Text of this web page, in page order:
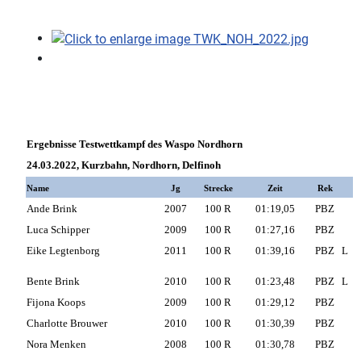
Ergebnisse Testwettkampf des Waspo Nordhorn
24.03.2022, Kurzbahn, Nordhorn, Delfinoh
Name Jg Strecke Zeit Rek
Ande Brink 2007 100 R 01:19,05
PBZ
Luca Schipper
2009 100 R 01:27,16
PBZ
Eike Legtenborg
2011 100 R 01:39,16 PBZ L
Bente Brink 2010 100 R 01:23,48 PBZ L
Fijona Koops
2009 100 R 01:29,12
PBZ
Charlotte Brouwer
2010 100 R 01:30,39
PBZ
Nora Menken
2008 100 R 01:30,78 PBZ